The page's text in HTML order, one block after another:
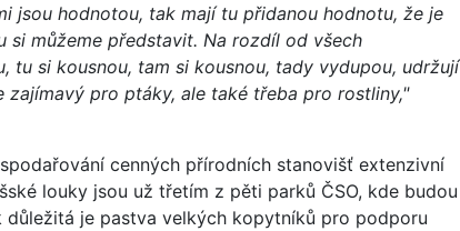
jsou hodnotou, tak mají tu přidanou hodnotu, že je
si můžeme představit. Na rozdíl od všech
tu si kousnou, tam si kousnou, tady vydupou, udržují
pro ptáky, ale také třeba pro rostliny,"
cenných přírodních stanovišť extenzivní
louky jsou už třetím z pěti parků ČSO, kde budou
je pastva velkých kopytníků pro podporu